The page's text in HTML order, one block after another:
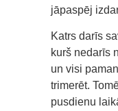
jāpaspēj
Katrs darīs
kurš nedarīs
un visi
trimerēt.
pusdienu